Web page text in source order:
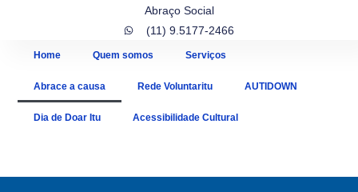
Abraço Social
(11) 9.5177-2466
Home Quem somos Serviços
Abrace a causa Rede Voluntaritu AUTIDOWN
Dia de Doar Itu Acessibilidade Cultural